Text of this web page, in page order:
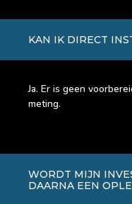
KAN IK DIRECT
Ja. Er is geen
meting.
WORDT MIJN
DAARNA EEN